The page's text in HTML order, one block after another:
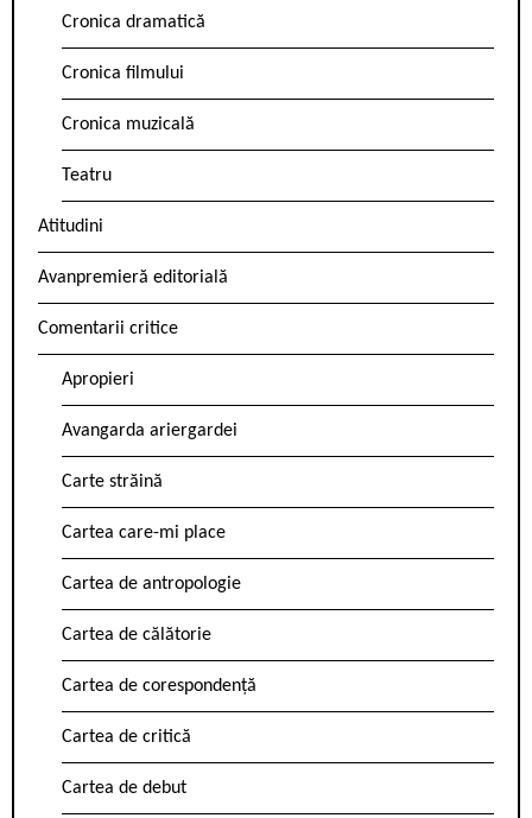
Cronica dramatică
Cronica filmului
Cronica muzicală
Teatru
Atitudini
Avanpremieră editorială
Comentarii critice
Apropieri
Avangarda ariergardei
Carte străină
Cartea care-mi place
Cartea de antropologie
Cartea de călătorie
Cartea de corespondență
Cartea de critică
Cartea de debut